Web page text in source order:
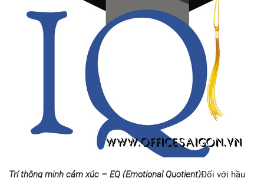
Trí thông minh cảm xúc – EQ (Emotional Quotient)Đối với hầu